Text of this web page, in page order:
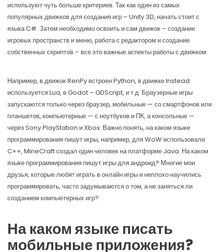
используют чуть больше критериев. Так как один из самых
популярных движков для создания игр – Unity 3D, начать стоит с
языка C#. Затем необходимо освоить и сам движок – создание
игровых пространств и меню, работа с редактором и создание
собственных скриптов – все это важные аспекты работы с движком.
Например, в движок RenPy встроен Python, в движке Instead
используется Lua, в Godot – GDScript, и т.д. Браузерные игры
запускаются только через браузер, мобильные — со смартфонов или
планшетов, компьютерные — с ноутбуков и ПК, а консольные —
через Sony ‎PlayStation и Xbox. Важно понять, на каком языке
программирования пишут игры, например, для WoW использовали
C++, MineCraft создал один человек на платформе Java. На каком
языке программирования пишут игры для андроид? Многие мои
друзья, которые любят играть в онлайн игры и неплохо научились
программировать, часто задумываются о том, а не заняться ли
созданием компьютерных игр?
На каком языке писать
мобильные приложения?